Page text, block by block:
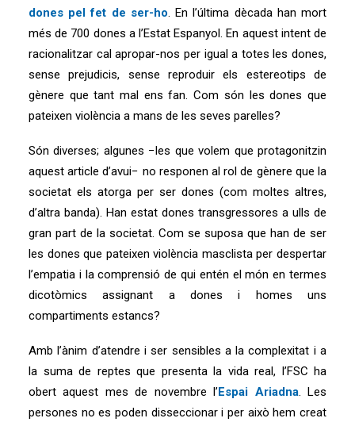
dones pel fet de ser-ho. En l’última dècada han mort
més de 700 dones a l’Estat Espanyol. En aquest intent de
racionalitzar cal apropar-nos per igual a totes les dones,
sense prejudicis, sense reproduir els estereotips de
gènere que tant mal ens fan. Com són les dones que
pateixen violència a mans de les seves parelles?
Són diverses; algunes −les que volem que protagonitzin
aquest article d’avui− no responen al rol de gènere que la
societat els atorga per ser dones (com moltes altres,
d’altra banda). Han estat dones transgressores a ulls de
gran part de la societat. Com se suposa que han de ser
les dones que pateixen violència masclista per despertar
l’empatia i la comprensió de qui entén el món en termes
dicotòmics assignant a dones i homes uns
compartiments estancs?
Amb l’ànim d’atendre i ser sensibles a la complexitat i a
la suma de reptes que presenta la vida real, l’FSC ha
obert aquest mes de novembre l’Espai Ariadna. Les
persones no es poden disseccionar i per això hem creat